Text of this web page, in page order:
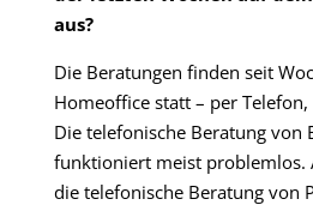
aus?
Die Beratungen finden seit
Homeoffice statt – per
Die telefonische Beratung von
funktioniert meist problemlos.
die telefonische Beratung von